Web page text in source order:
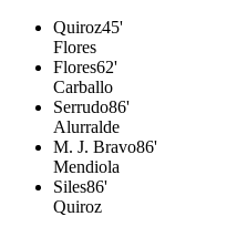
Quiroz45'
Flores
Flores62'
Carballo
Serrudo86'
Alurralde
M. J. Bravo86'
Mendiola
Siles86'
Quiroz